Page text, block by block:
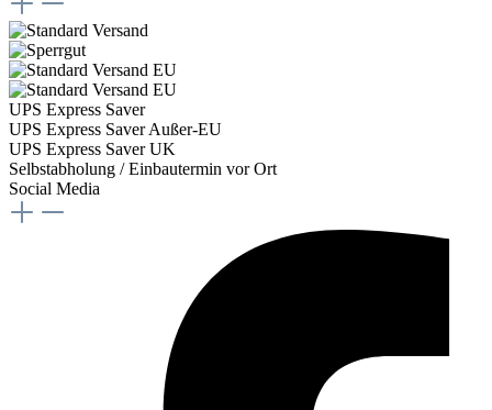
UPS Express Saver
UPS Express Saver Außer-EU
UPS Express Saver UK
Selbstabholung / Einbautermin vor Ort
Social Media